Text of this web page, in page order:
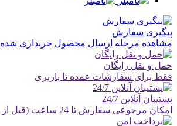
پیگیری سفارش
مشاهده مرحله ارسال محصول خریداری شده
حمل و نقل رایگان
فقط برای سفارشات عمده تا باربری
پشتیبان آنلاین 24/7
امکان مرجوعی سفارش تا 24 ساعت (قبل از ارسال)